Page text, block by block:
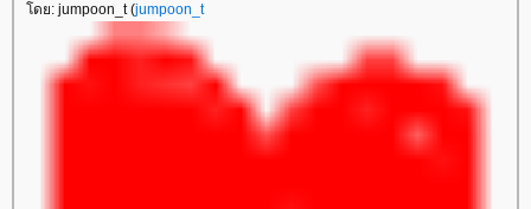
ดย: jumpoon_t (jumpoon_t